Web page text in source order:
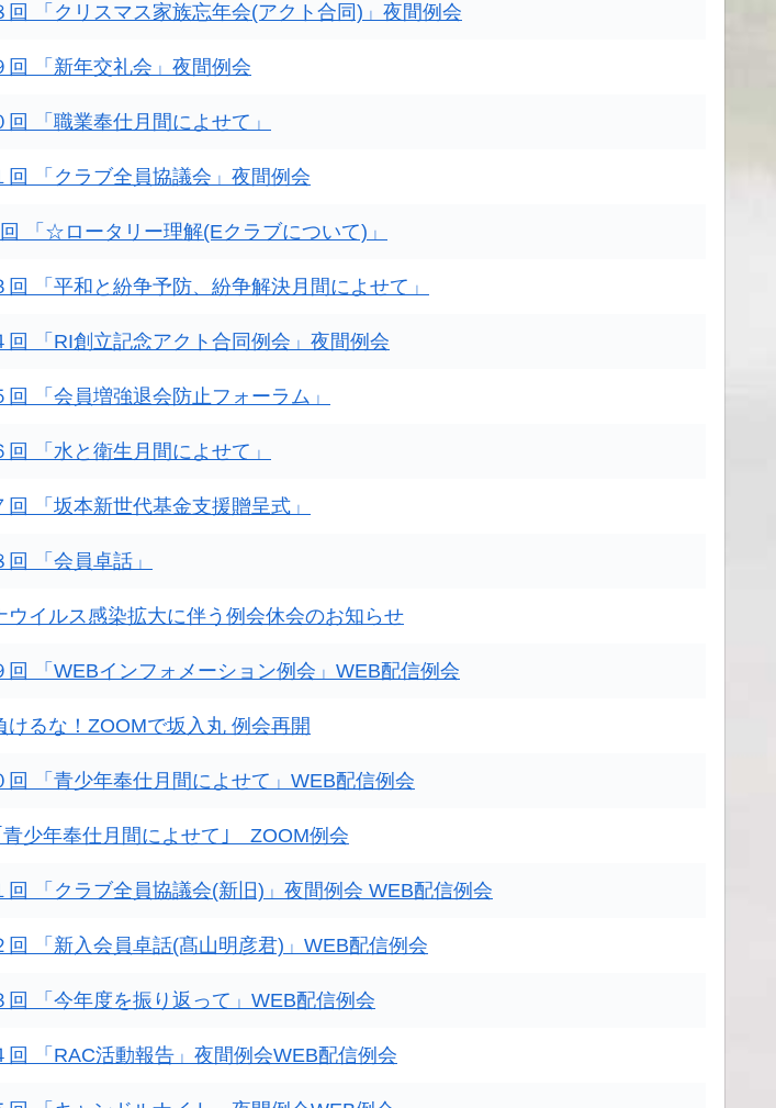
回 「クリスマス家族忘年会(アクト合同)」夜間例会
回 「新年交礼会」夜間例会
回 「職業奉仕月間によせて」
回 「クラブ全員協議会」夜間例会
「☆ロータリー理解(Eクラブについて)」
回 「平和と紛争予防、紛争解決月間によせて」
回 「RI創立記念アクト合同例会」夜間例会
回 「会員増強退会防止フォーラム」
回 「水と衛生月間によせて」
回 「坂本新世代基金支援贈呈式」
「会員卓話」
ウイルス感染拡大に伴う例会休会のお知らせ
回 「WEBインフォメーション例会」WEB配信例会
けるな！ZOOMで坂入丸 例会再開
回 「青少年奉仕月間によせて」WEB配信例会
青少年奉仕月間によせて｣ ZOOM例会
回 「クラブ全員協議会(新旧)」夜間例会 WEB配信例会
回 「新入会員卓話(髙山明彦君)」WEB配信例会
回 「今年度を振り返って」WEB配信例会
回 「RAC活動報告」夜間例会WEB配信例会